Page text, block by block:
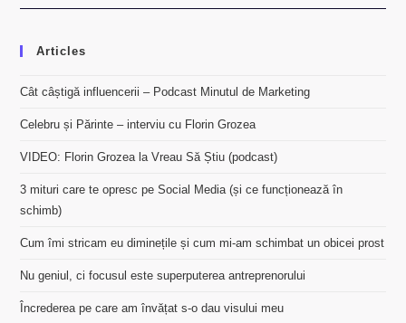
Articles
Cât câștigă influencerii – Podcast Minutul de Marketing
Celebru și Părinte – interviu cu Florin Grozea
VIDEO: Florin Grozea la Vreau Să Știu (podcast)
3 mituri care te opresc pe Social Media (și ce funcționează în
schimb)
Cum îmi stricam eu diminețile și cum mi-am schimbat un obicei prost
Nu geniul, ci focusul este superputerea antreprenorului
Încrederea pe care am învățat s-o dau visului meu